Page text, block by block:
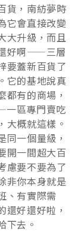
貨，南紡夢時
它會直接改變
大升級，而且
好啊——三層
要蓋新百貨了
它的基地說真
都有的商場，
一區專門賣吃
大概就這樣。
同一個量級，
開一間超大百
慮要不要為了
非你本身就是
、有實際需
還好還好啦，
下去。